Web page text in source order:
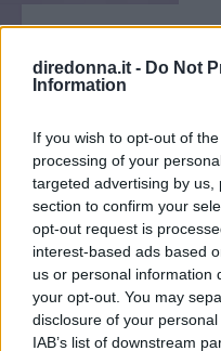
diredonna.it - Do Not
Information
If you wish to opt-out of
processing of your
targeted advertising by
section to confirm your
opt-out request is
interest-based ads based
us or personal information
your opt-out. You may
disclosure of your
IAB’s list of downstream
Idratazione
consigli per
tutto quello che c’è da
ELEONORA D'UFFIZI